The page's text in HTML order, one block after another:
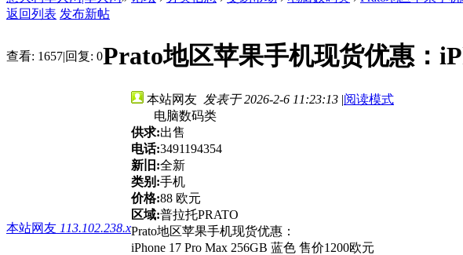
返回列表 发布新帖
查看: 1657|回复: 0Prato地区苹果手机现货优惠：
本站网友 113.102.238.x
本站网友 发表于 2026-2-6 11:23:13 |阅读模式
电脑数码类
供求:出售
电话:3491194354
新旧:全新
类别:手机
价格:88 欧元
区域:普拉托PRATO
Prato地区苹果手机现货优惠：
iPhone 17 Pro Max 256GB 蓝色 售价1200欧元